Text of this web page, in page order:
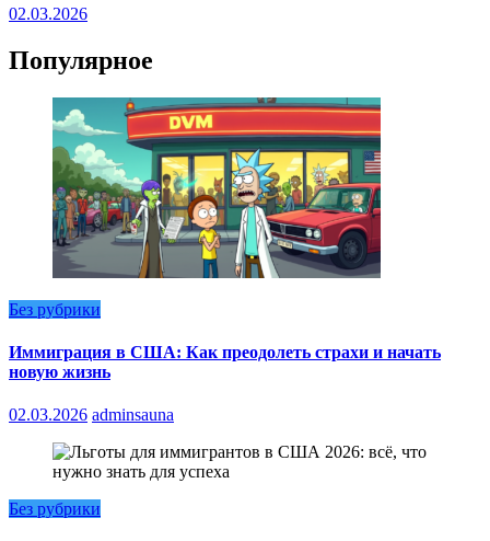
02.03.2026
Популярное
Без рубрики
Иммиграция в США: Как преодолеть страхи и начать
новую жизнь
02.03.2026 adminsauna
Без рубрики